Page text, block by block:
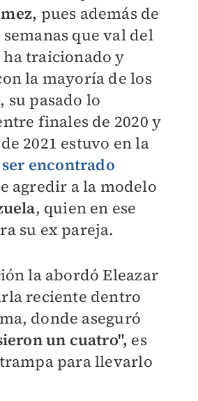
pues además de
semanas que val del
traicionado y
la mayoría de los
su pasado lo
finales de 2020 y
2021 estuvo en la
ser encontrado
agredir a la modelo
, quien en ese
su ex pareja.
la abordó Eleazar
reciente dentro
donde aseguró
un cuatro", es
para llevarlo